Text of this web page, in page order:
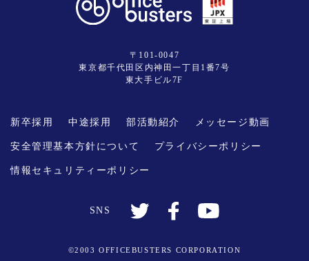
〒101-0047
東京都千代田区内神田一丁目1番7号
東大手ビル7F
新卒採用 中途採用 部活動紹介 メッセージ動画
安全管理基本方針について プライバシーポリシー
情報セキュリティーポリシー
SNS
©2003 OFFICEBUSTERS CORPORATION